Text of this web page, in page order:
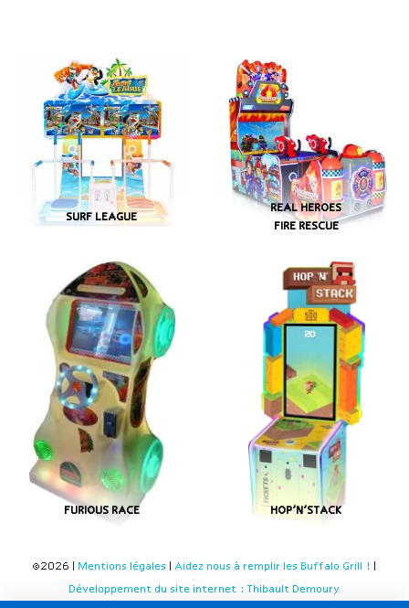
SURF LEAGUE
REAL HEROES
FIRE RESCUE
FURIOUS RACE HOP’N’STACK
©2026 | Mentions légales Aidez nous à remplir les Buffalo Grill !
Développement du site internet : Thibault Demoury